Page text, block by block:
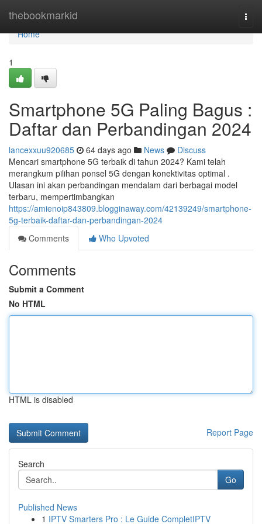
thebookmarkid
Home
Home
1
Smartphone 5G Paling Bagus :
Daftar dan Perbandingan 2024
lancexxuu920685 64 days ago News
Discuss
Mencari smartphone 5G terbaik di tahun 2024? Kami telah
merangkum pilihan ponsel 5G dengan konektivitas optimal .
Ulasan ini akan perbandingan mendalam dari berbagai model
terbaru, mempertimbangkan
https://amienoip843809.blogginaway.com/42139249/smartphone-
5g-terbaik-daftar-dan-perbandingan-2024
Comments
Who Upvoted
Comments
Submit a Comment
No HTML
HTML is disabled
Report Page
Search
Go
Published News
1 IPTV Smarters Pro : Le Guide CompletIPTV